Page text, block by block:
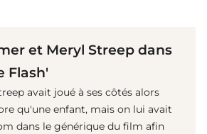
et Meryl Streep dans
Flash'
avait joué à ses côtés alors
qu'une enfant, mais on lui avait
dans le générique du film afin